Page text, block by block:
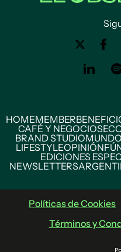
HOMEMEMBER
CAFÉ Y NEGOCIOS
BRAND STUDIOMUNDO
LIFESTYLEOPINIÓN
EDICIONES
NEWSLETTERS
Políticas de Cookies
Términos y